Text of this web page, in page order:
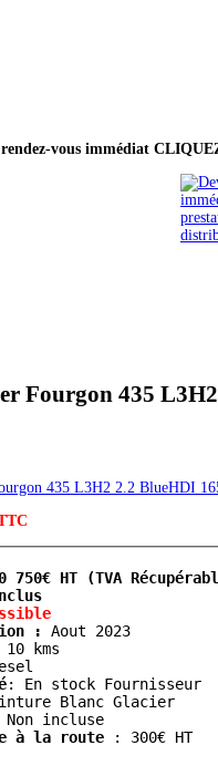
vous immédiat
Fourgon 435
750€ HT (TVA
:
Aout 2023
10 kms
: En stock Fournisseur
Blanc Glacier
Non incluse
à la route : 300€ HT